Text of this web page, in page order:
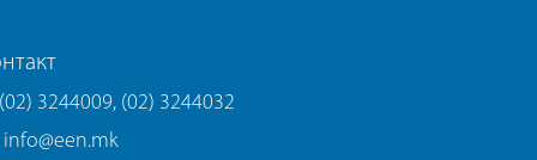
3244009, (02) 3244032
info@een.mk